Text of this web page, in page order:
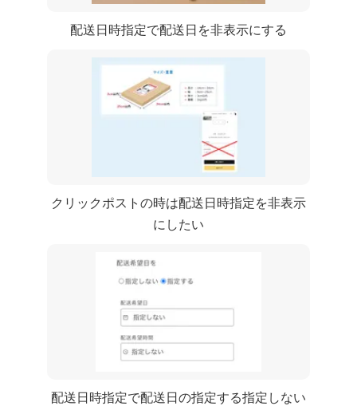
CC 配送日時指定で配送日を非表示にする
クリックポストの時は配送日時指定を非表示
にしたい
CC 配送日時指定で配送日の指定する指定しない